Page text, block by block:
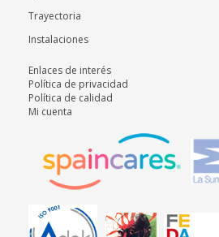
Trayectoria
Instalaciones
Enlaces de interés
Política de privacidad
Política de calidad
Mi cuenta